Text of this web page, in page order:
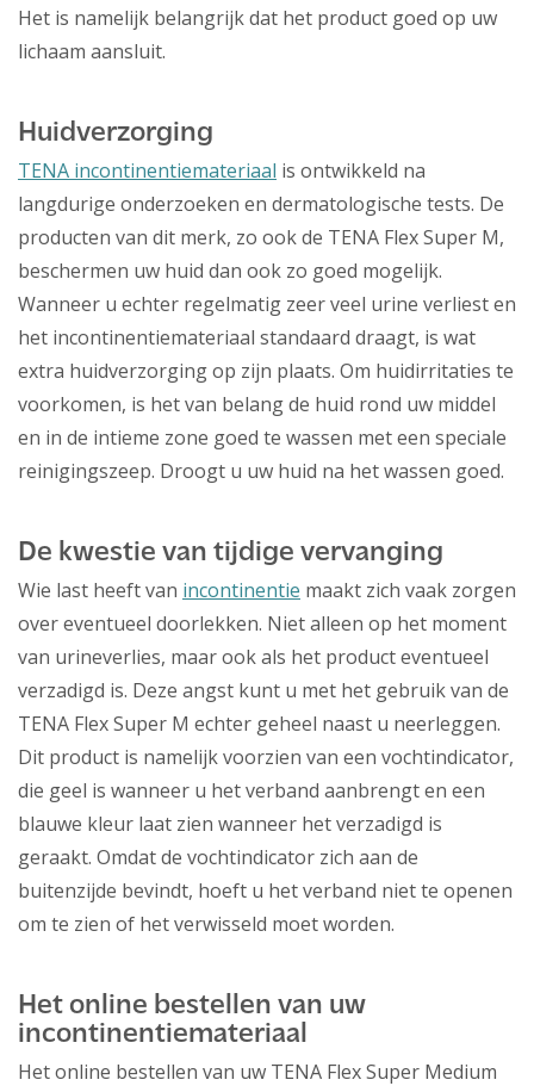
Het is namelijk belangrijk dat het product goed op uw
lichaam aansluit.
Huidverzorging
TENA incontinentiemateriaal is ontwikkeld na
langdurige onderzoeken en dermatologische tests. De
producten van dit merk, zo ook de TENA Flex Super M,
beschermen uw huid dan ook zo goed mogelijk.
Wanneer u echter regelmatig zeer veel urine verliest en
het incontinentiemateriaal standaard draagt, is wat
extra huidverzorging op zijn plaats. Om huidirritaties te
voorkomen, is het van belang de huid rond uw middel
en in de intieme zone goed te wassen met een speciale
reinigingszeep. Droogt u uw huid na het wassen goed.
De kwestie van tijdige vervanging
Wie last heeft van incontinentie maakt zich vaak zorgen
over eventueel doorlekken. Niet alleen op het moment
van urineverlies, maar ook als het product eventueel
verzadigd is. Deze angst kunt u met het gebruik van de
TENA Flex Super M echter geheel naast u neerleggen.
Dit product is namelijk voorzien van een vochtindicator,
die geel is wanneer u het verband aanbrengt en een
blauwe kleur laat zien wanneer het verzadigd is
geraakt. Omdat de vochtindicator zich aan de
buitenzijde bevindt, hoeft u het verband niet te openen
om te zien of het verwisseld moet worden.
Het online bestellen van uw
incontinentiemateriaal
Het online bestellen van uw TENA Flex Super Medium